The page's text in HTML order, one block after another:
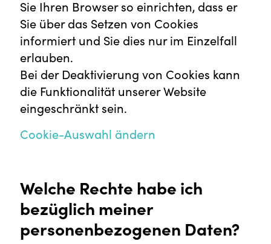
Sie Ihren Browser so einrichten, dass er
Sie über das Setzen von Cookies
informiert und Sie dies nur im Einzelfall
erlauben.
Bei der Deaktivierung von Cookies kann
die Funktionalität unserer Website
eingeschränkt sein.
Cookie-Auswahl ändern
Welche Rechte habe ich
bezüglich meiner
personenbezogenen Daten?